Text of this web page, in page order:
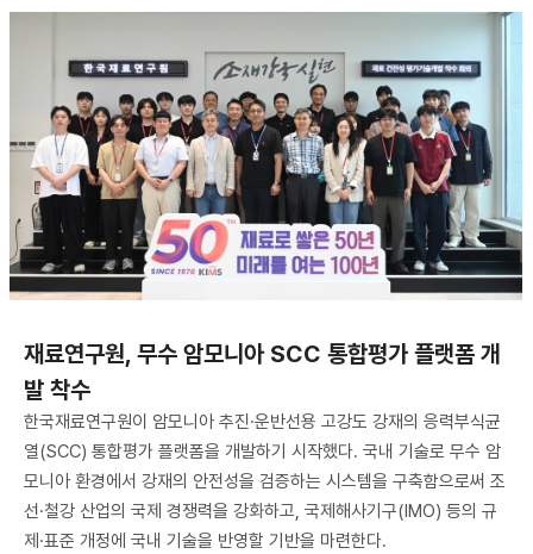
재료연구원, 무수 암모니아 SCC 통합평가 플랫폼 개
발 착수
한국재료연구원이 암모니아 추진·운반선용 고강도 강재의 응력부식균
열(SCC) 통합평가 플랫폼을 개발하기 시작했다. 국내 기술로 무수 암
모니아 환경에서 강재의 안전성을 검증하는 시스템을 구축함으로써 조
선·철강 산업의 국제 경쟁력을 강화하고, 국제해사기구(IMO) 등의 규
제·표준 개정에 국내 기술을 반영할 기반을 마련한다.